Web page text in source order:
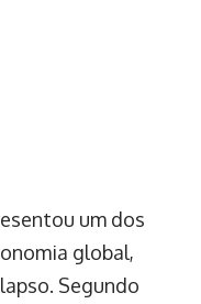
um dos
global,
Segundo